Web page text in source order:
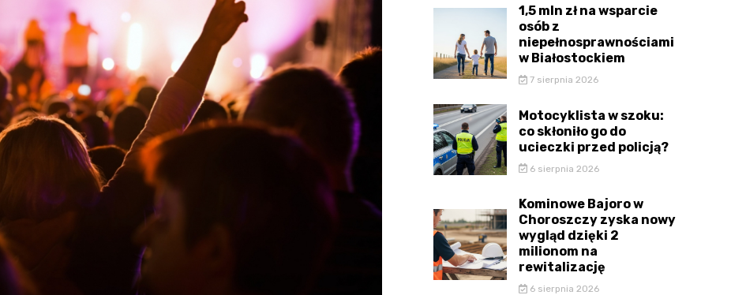
1,5 mln zł na wsparcie
osób z
niepełnosprawnościami
w Białostockiem
7 sierpnia 2026
Motocyklista w szoku:
co skłoniło go do
ucieczki przed policją?
6 sierpnia 2026
Kominowe Bajoro w
Choroszczy zyska nowy
wygląd dzięki 2
milionom na
rewitalizację
6 sierpnia 2026